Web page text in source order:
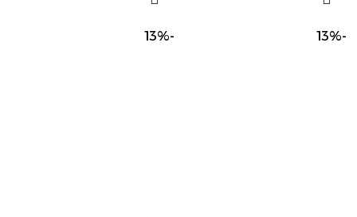
-13%
-13%